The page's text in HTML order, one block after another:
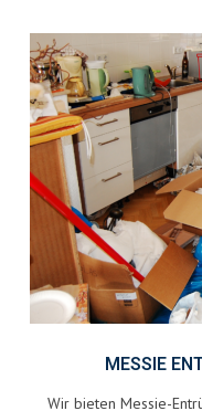
MESSIE
Wir bieten Messie-